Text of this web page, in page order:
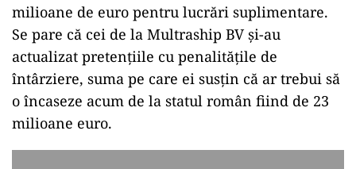
milioane de euro pentru lucrări suplimentare.
Se pare că cei de la Multraship BV și-au
actualizat pretențiile cu penalitățile de
întârziere, suma pe care ei susțin că ar trebui să
o încaseze acum de la statul român fiind de 23
milioane euro.